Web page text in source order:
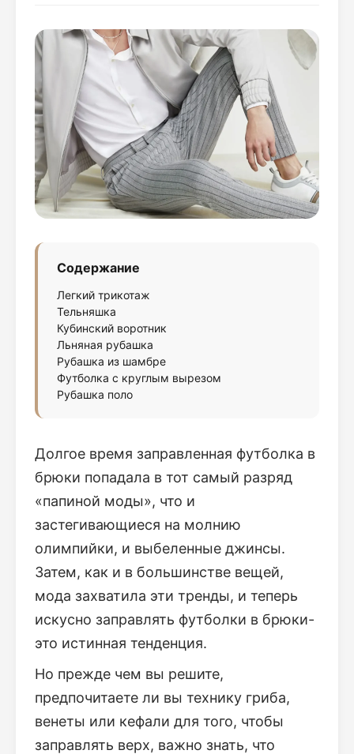
Содержание
Легкий трикотаж
Тельняшка
Кубинский воротник
Льняная рубашка
Рубашка из шамбре
Футболка с круглым вырезом
Рубашка поло
Долгое время заправленная футболка в
брюки попадала в тот самый разряд
«папиной моды», что и
застегивающиеся на молнию
олимпийки, и выбеленные джинсы.
Затем, как и в большинстве вещей,
мода захватила эти тренды, и теперь
искусно заправлять футболки в брюки-
это истинная тенденция.
Но прежде чем вы решите,
предпочитаете ли вы технику гриба,
венеты или кефали для того, чтобы
заправлять верх, важно знать, что